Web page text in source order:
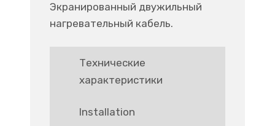
Экранированный двужильный
нагревательный кабель.
Технические
характеристики
Installation